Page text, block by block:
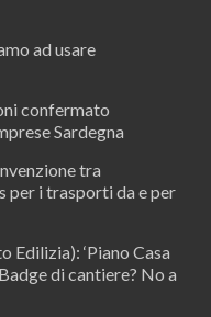
ad usare
confermato
Sardegna
tra
per i trasporti da e per
Edilizia): ‘Piano Casa
di cantiere? No a